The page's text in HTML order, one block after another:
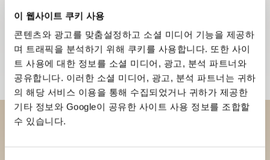
이 웹사이트 쿠키 사용
콘텐츠와 광고를 맞춤설정하고 소셜 미디어 기능을 제공하
며 트래픽을 분석하기 위해 쿠키를 사용합니다. 또한 사이
트 사용에 대한 정보를 소셜 미디어, 광고, 분석 파트너와
공유합니다. 이러한 소셜 미디어, 광고, 분석 파트너는 귀하
의 해당 서비스 이용을 통해 수집되었거나 귀하가 제공한
기타 정보와 Google이 공유한 사이트 사용 정보를 조합할
수 있습니다.